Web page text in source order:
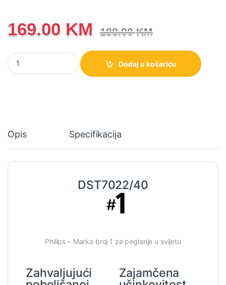
169.00 KM 188.00KM
DST7022/40 Philips Serija 7000 Parna pegla crno/crvena
Dodaj u košaricu
Opis Specifikacija
DST7022/40
Philips – Marka broj 1 za peglanje u svijetu
Zahvaljujući
Zajamčena